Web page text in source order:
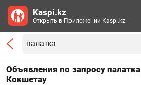
Объявления по запросу
Кокшетау
Kaspi.kz
Открыть в Приложении Kaspi.kz